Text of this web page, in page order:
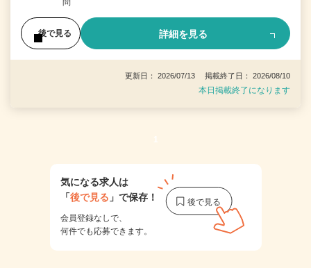
後で見る 詳細を見る
更新日： 2026/07/13 掲載終了日： 2026/08/10
本日掲載終了になります
1
気になる求人は
「後で見る 」で保存！
会員登録なしで、
何件でも応募できます。